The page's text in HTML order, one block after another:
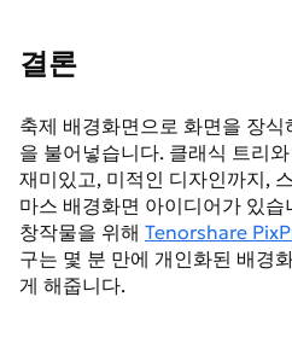
결론
축제 배경화면으로 화면을 장
을 불어넣습니다. 클래식 트리
재미있고, 미적인 디자인까지,
마스 배경화면 아이디어가 있
창작물을 위해 Tenorshare
구는 몇 분 만에 개인화된 배경
게 해줍니다.